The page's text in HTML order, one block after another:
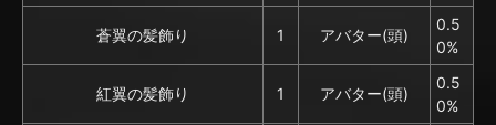
蒼翼の髪飾り 1 アバター(頭)
0.5
0%
紅翼の髪飾り 1 アバター(頭)
0.5
0%